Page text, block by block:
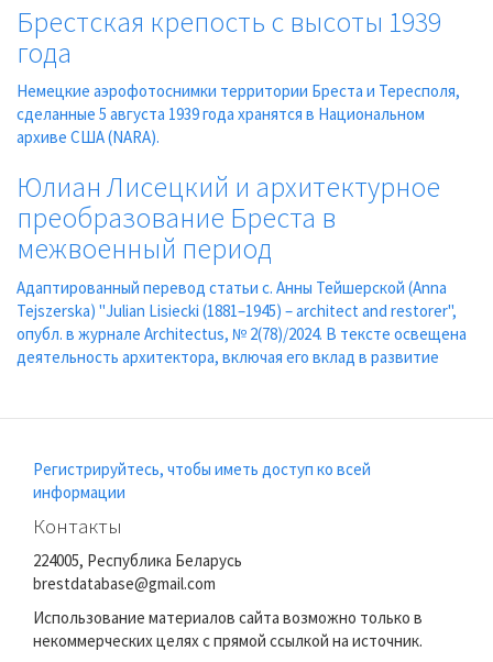
Брестская крепость с высоты 1939
года
Немецкие аэрофотоснимки территории Бреста и Тересполя,
сделанные 5 августа 1939 года хранятся в Национальном
архиве США (NARA).
Юлиан Лисецкий и архитектурное
преобразование Бреста в
межвоенный период
Адаптированный перевод статьи с. Анны Тейшерской (Anna
Tejszerska) "Julian Lisiecki (1881–1945) – architect and restorer",
опубл. в журнале Architectus, № 2(78)/2024. В тексте освещена
деятельность архитектора, включая его вклад в развитие
Регистрируйтесь, чтобы иметь доступ ко всей
информации
Контакты
224005, Республика Беларусь
brestdatabase@gmail.com
Использование материалов сайта возможно только в
некоммерческих целях с прямой ссылкой на источник.